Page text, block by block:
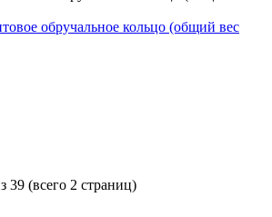
обручальное кольцо (общий вес
39 (всего 2 страниц)